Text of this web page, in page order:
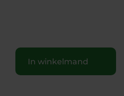
In winkelmand